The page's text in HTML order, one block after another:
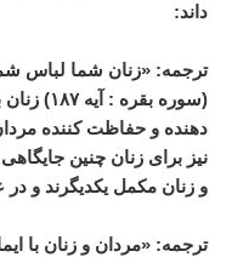
داند:
ترجمه: «زنان شما لباس
(سوره بقره : آیه ۱۸۷)زنان
دهنده و حفاظت کننده
نیز برای زنان چنین جایگاهی
و زنان مکمل یکدیگرند و در
ترجمه: «مردان و زنان با